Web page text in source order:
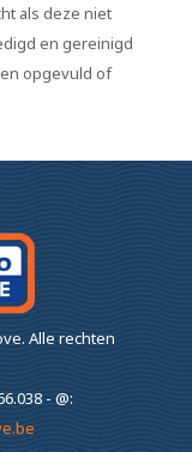
als deze niet
en gereinigd
opgevuld of
Alle rechten
- @: